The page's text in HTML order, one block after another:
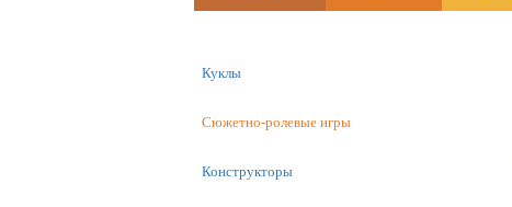
Куклы
Сюжетно-ролевые игры
Конструкторы